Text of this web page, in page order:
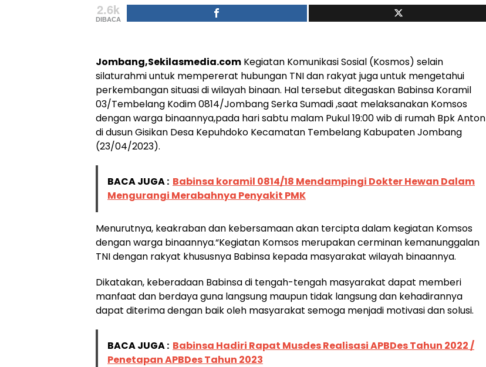
2.6k
DIBACA
Jombang,Sekilasmedia.com Kegiatan Komunikasi Sosial (Kosmos) selain
silaturahmi untuk mempererat hubungan TNI dan rakyat juga untuk mengetahui
perkembangan situasi di wilayah binaan. Hal tersebut ditegaskan Babinsa Koramil
03/Tembelang Kodim 0814/Jombang Serka Sumadi ,saat melaksanakan Komsos
dengan warga binaannya,pada hari sabtu malam Pukul 19:00 wib di rumah Bpk Anton
di dusun Gisikan Desa Kepuhdoko Kecamatan Tembelang Kabupaten Jombang
(23/04/2023).
BACA JUGA : Babinsa koramil 0814/18 Mendampingi Dokter Hewan Dalam
Mengurangi Merabahnya Penyakit PMK
Menurutnya, keakraban dan kebersamaan akan tercipta dalam kegiatan Komsos
dengan warga binaannya.“Kegiatan Komsos merupakan cerminan kemanunggalan
TNI dengan rakyat khususnya Babinsa kepada masyarakat wilayah binaannya.
Dikatakan, keberadaan Babinsa di tengah-tengah masyarakat dapat memberi
manfaat dan berdaya guna langsung maupun tidak langsung dan kehadirannya
dapat diterima dengan baik oleh masyarakat semoga menjadi motivasi dan solusi.
BACA JUGA : Babinsa Hadiri Rapat Musdes Realisasi APBDes Tahun 2022 /
Penetapan APBDes Tahun 2023